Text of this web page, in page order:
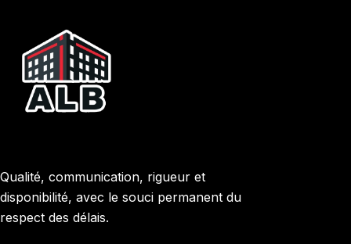
Qualité, communication, rigueur et
disponibilité, avec le souci permanent du
respect des délais.